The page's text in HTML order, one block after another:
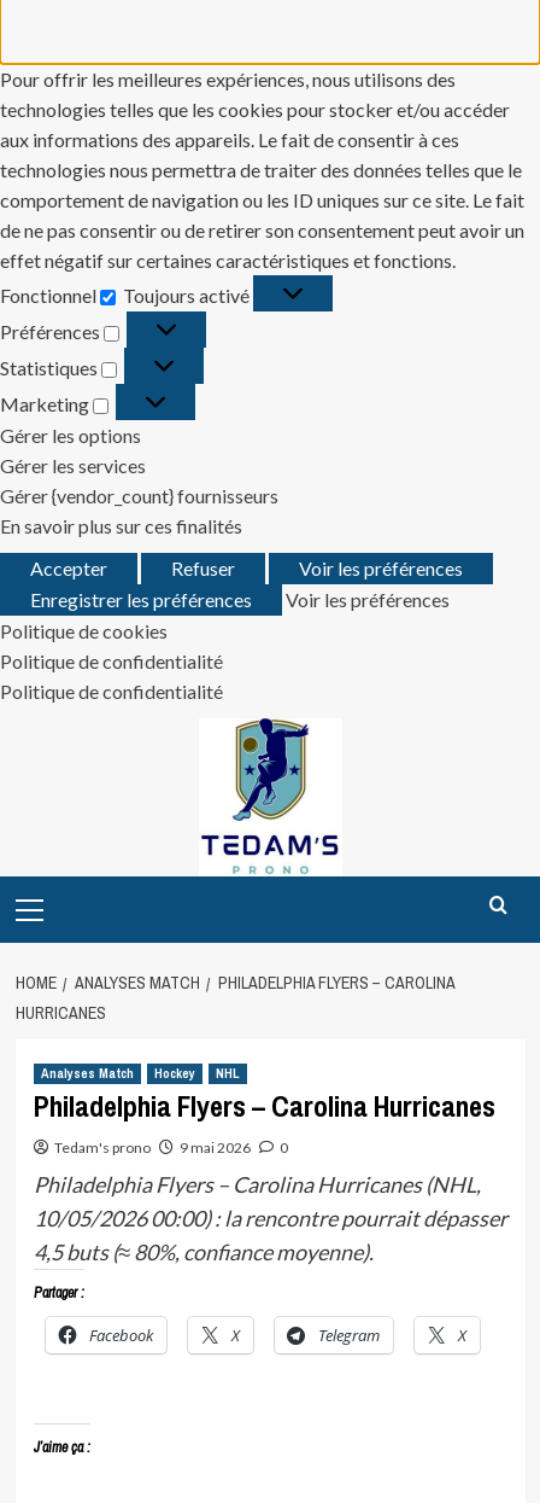
Pour offrir les meilleures expériences, nous utilisons des
technologies telles que les cookies pour stocker et/ou accéder
aux informations des appareils. Le fait de consentir à ces
technologies nous permettra de traiter des données telles que le
comportement de navigation ou les ID uniques sur ce site. Le fait
de ne pas consentir ou de retirer son consentement peut avoir un
effet négatif sur certaines caractéristiques et fonctions.
Fonctionnel
Fonctionnel
Toujours activé
Préférences
Préférences
Statistiques
Statistiques
Marketing
Marketing
Gérer les options
Gérer les services
Gérer {vendor_count} fournisseurs
En savoir plus sur ces finalités
Accepter
Refuser
Voir les préférences
Enregistrer les préférences
Voir les préférences
Politique de cookies
Politique de confidentialité
Politique de confidentialité
Menu
HOME ANALYSES MATCH
PHILADELPHIA FLYERS – CAROLINA
HURRICANES
Analyses Match Hockey NHL
Philadelphia Flyers – Carolina Hurricanes
Tedam's prono 9 mai 2026 0
Philadelphia Flyers – Carolina Hurricanes (NHL,
10/05/2026 00:00) : la rencontre pourrait dépasser
4,5 buts (≈ 80%, confiance moyenne).
Partager :
Facebook X Telegram X
J’aime ça :